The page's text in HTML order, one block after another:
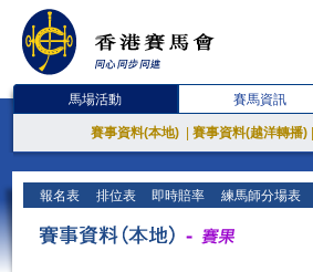
馬場活動 賽馬資訊
賽事資料(本地) 賽事資料(越洋轉播)
報名表 排位表 即時賠率 練馬師分場表